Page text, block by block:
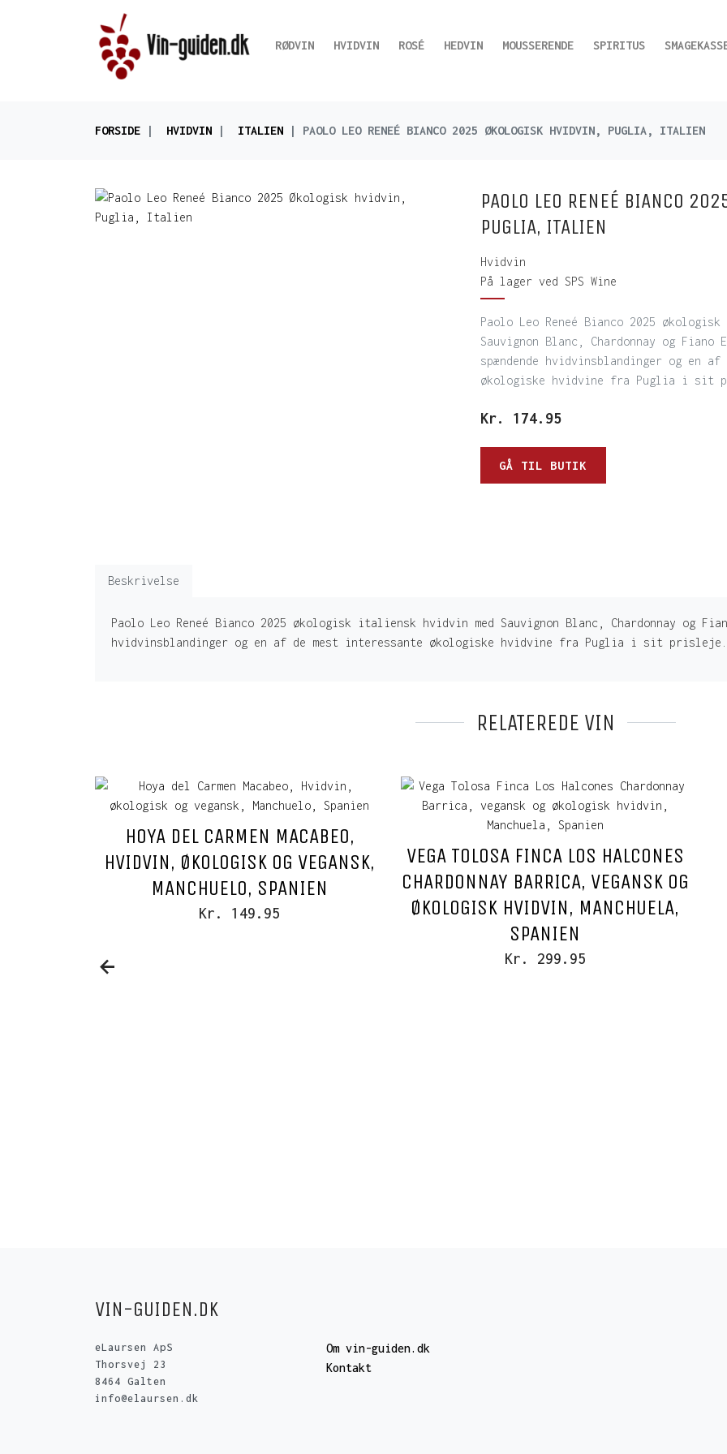
RØDVIN HVIDVIN ROSÉ HEDVIN MOUSSERENDE SPIRITUS
FORSIDE HVIDVIN ITALIEN PAOLO LEO RENEÉ BIANCO 2025 ØKOLOGISK HVIDVIN, PUGLIA, ITALIEN
PAOLO LEO RENEÉ BIANCO
PUGLIA, ITALIEN
Hvidvin
På lager ved SPS Wine
Paolo Leo Reneé Bianco 2025
Sauvignon Blanc, Chardonnay og Fiano
spændende hvidvinsblandinger og en
økologiske hvidvine fra Puglia i sit
Kr. 174.95
GÅ TIL BUTIK
Beskrivelse
Paolo Leo Reneé Bianco 2025 økologisk italiensk hvidvin med Sauvignon Blanc, Chardonnay og
hvidvinsblandinger og en af de mest interessante økologiske hvidvine fra Puglia i sit prisleje.
RELATEREDE VIN
HOYA DEL CARMEN MACABEO,
HVIDVIN, ØKOLOGISK OG VEGANSK,
MANCHUELO, SPANIEN
Kr. 149.95
VEGA TOLOSA FINCA LOS HALCONES
CHARDONNAY BARRICA, VEGANSK OG
ØKOLOGISK HVIDVIN, MANCHUELA,
SPANIEN
Kr. 299.95
VIN-GUIDEN.DK
eLaursen ApS
Thorsvej 23
8464 Galten
info@elaursen.dk
Om vin-guiden.dk
Kontakt